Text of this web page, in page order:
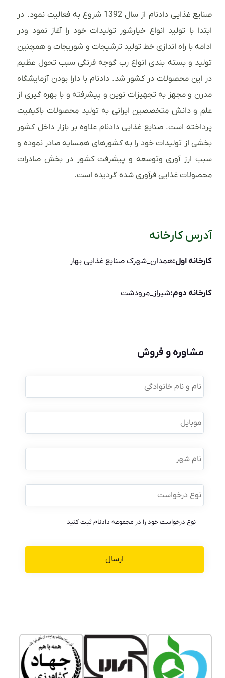
صنایع غذایی دادنام از سال 1392 شروع به فعالیت نمود. در
ابتدا با تولید انواع خیارشور تولیدات خود را آغاز نمود ودر
ادامه با راه اندازی خط تولید ترشیجات و شوریجات و همچنین
تولید و بسته بندی انواع رب گوجه فرنگی سبب تحول عظیم
در این محصولات در کشور شد. دادنام با دارا بودن آزمایشگاه
مدرن و مجهز به تجهیزات نوین و پیشرفته و با بهره گیری از
علم و دانش متخصصین ایرانی به تولید محصولات باکیفیت
پرداخته است. صنایع غذایی دادنام علاوه بر بازار داخل کشور
بخشی از تولیدات خود را به کشورهای همسایه صادر نموده و
سبب ارز آوری وتوسعه و پیشرفت کشور در بخش صادرات
محصولات غذایی فرآوری شده گردیده است.
آدرس کارخانه
کارخانه اول:همدان_شهرک صنایع غذایی بهار
کارخانه دوم:شیراز_مرودشت
مشاوره و فروش
نام
و
نام
موبایل *
نام
شهر
نوع
درخواست *
نوع درخواست خود را در مجموعه دادنام ثبت کنید